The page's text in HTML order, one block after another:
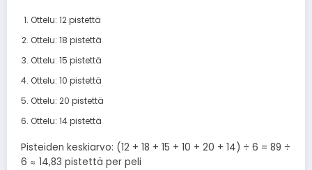
Ottelu: 12 pistettä
Ottelu: 18 pistettä
Ottelu: 15 pistettä
Ottelu: 10 pistettä
Ottelu: 20 pistettä
Ottelu: 14 pistettä
Pisteiden keskiarvo: (12 + 18 + 15 + 10 + 20 + 14) ÷ 6 = 89 ÷
6 ≈ 14,83 pistettä per peli